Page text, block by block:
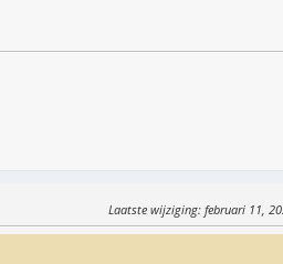
Laatste wijziging: februari 11,